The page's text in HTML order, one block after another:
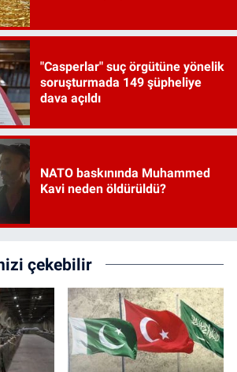
"Casperlar" suç örgütüne yönelik
soruşturmada 149 şüpheliye
dava açıldı
NATO baskınında Muhammed
Kavi neden öldürüldü?
çekebilir